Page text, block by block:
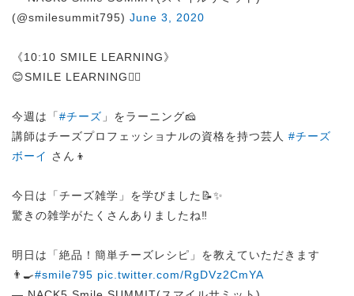
(@smilesummit795) June 3, 2020
《10:10 SMILE LEARNING》
😊SMILE LEARNING✍🏻
今週は「#チーズ 」をラーニング🧀
講師はチーズプロフェッショナルの資格を持つ芸人 #チーズ
ボーイ さん👦
今日は「チーズ雑学」を学びました📝✨
驚きの雑学がたくさんありましたね‼
明日は「絶品！簡単チーズレシピ」を教えていただきます
👨‍🍳#smile795 pic.twitter.com/RgDVz2CmYA